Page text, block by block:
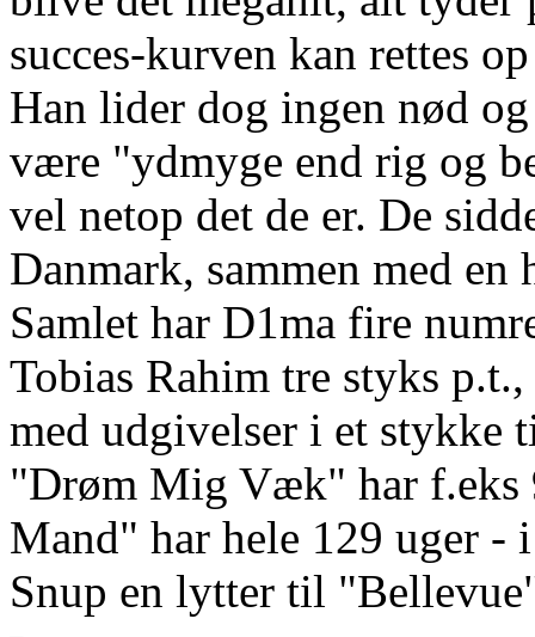
succes-kurven kan rettes
Han lider dog ingen nød
være "ydmyge end rig og
vel netop det de er. De
Danmark, sammen med
Samlet har D1ma fire
Tobias Rahim tre styks
med udgivelser i et stykke
"Drøm Mig Væk" har f.eks
Mand" har hele 129 uger -
Snup en lytter til